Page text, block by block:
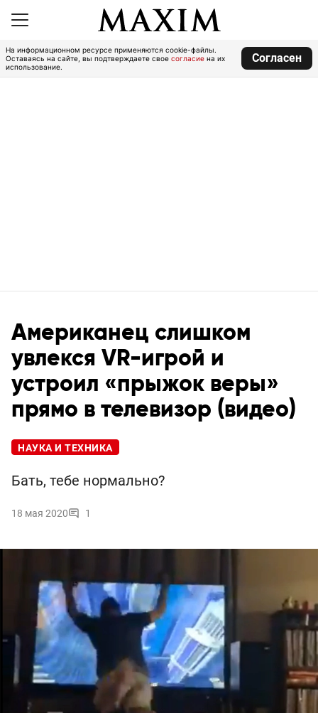
На информационном ресурсе применяются cookie-файлы.
Оставаясь на сайте, вы подтверждаете свое согласие на их
использование.
Согласен
Американец слишком
увлекся VR-игрой и
устроил «прыжок веры»
прямо в телевизор (видео)
НАУКА И ТЕХНИКА
Бать, тебе нормально?
18 мая 2020 1